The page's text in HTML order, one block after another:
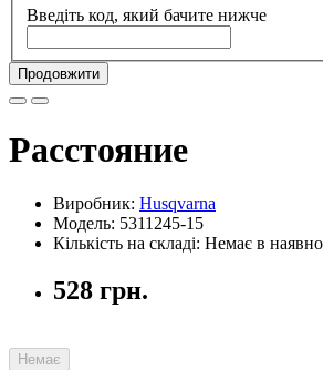
Введіть код, який бачите нижче
Продовжити
Расстояние
Виробник: Husqvarna
Модель: 5311245-15
Кількість на складі: Немає в
528 грн.
Немає